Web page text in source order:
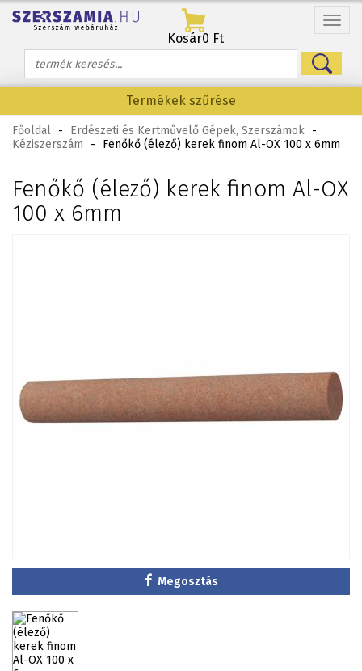
Menü
Kosár0 Ft
Termékek szűrése
Főoldal - Erdészeti és Kertművelő Gépek, Szerszámok -
Kéziszerszám
- Fenőkő (élező) kerek finom Al-OX 100 x 6mm
Fenőkő (élező) kerek finom Al-OX
100 x 6mm
Megosztás